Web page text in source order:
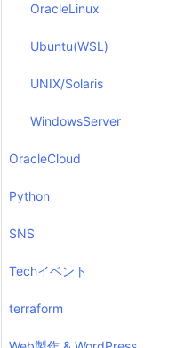
OracleLinux
Ubuntu(WSL)
UNIX/Solaris
WindowsServer
OracleCloud
Python
SNS
Techイベント
terraform